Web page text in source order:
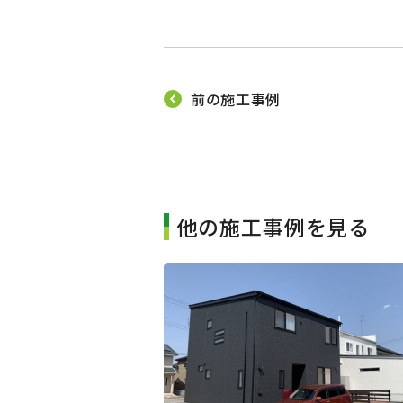
前の施工事例
他の施工事例を見る